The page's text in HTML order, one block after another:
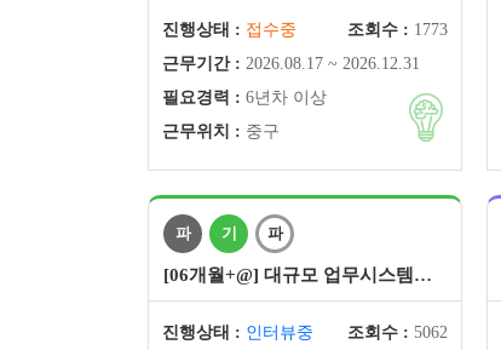
진행상태 : 접수중 조회수 : 1773
근무기간 : 2026.08.17 ~ 2026.12.31
필요경력 : 6년차 이상
근무위치 : 중구
파 기 파
[06개월+@] 대규모 업무시스템…
진행상태 : 인터뷰중 조회수 : 5062